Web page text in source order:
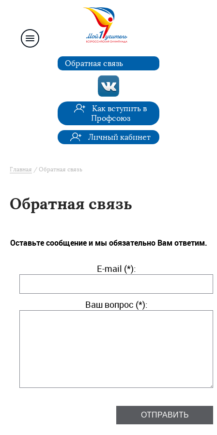
Обратная связь
Как вступить в
Профсоюз
Личный кабинет
Главная Обратная связь
Обратная связь
Оставьте сообщение и мы обязательно Вам ответим.
E-mail (*):
Ваш вопрос (*):